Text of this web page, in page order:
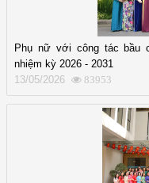
Phụ nữ với công tác bầu
nhiệm kỳ 2026 - 2031
13/05/2026
83953